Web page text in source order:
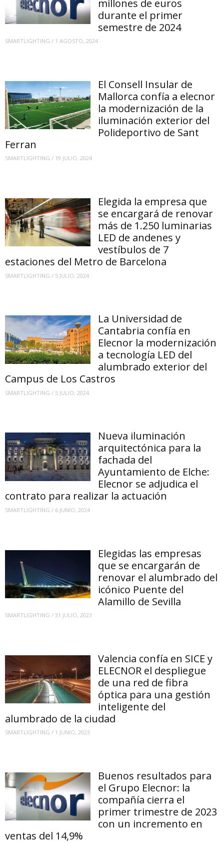
millones de euros
durante el primer
semestre de 2024
SMARTLIGHTING / 1 AGOSTO, 2024
El Consell Insular de
Mallorca confía a elecnor
la modernización de la
iluminación exterior del
Polideportivo de Sant
Ferran
SMARTLIGHTING / 19 JULIO, 2024
Elegida la empresa que
se encargará de renovar
más de 1.250 luminarias
LED de andenes y
vestíbulos de 7
estaciones del Metro de Barcelona
SMARTLIGHTING / 5 JULIO, 2024
La Universidad de
Cantabria confía en
Elecnor la modernización
a tecnología LED del
alumbrado exterior del
Campus de Los Castros
SMARTLIGHTING / 5 JULIO, 2024
Nueva iluminación
arquitectónica para la
fachada del
Ayuntamiento de Elche:
Elecnor se adjudica el
contrato para realizar la actuación
SMARTLIGHTING / 6 JUNIO, 2024
Elegidas las empresas
que se encargarán de
renovar el alumbrado del
icónico Puente del
Alamillo de Sevilla
SMARTLIGHTING / 31 JULIO, 2023
Valencia confía en SICE y
ELECNOR el despliegue
de una red de fibra
óptica para una gestión
inteligente del
alumbrado de la ciudad
SMARTLIGHTING / 1 JUNIO, 2023
Buenos resultados para
el Grupo Elecnor: la
compañía cierra el
primer trimestre de 2023
con un incremento en
ventas del 14,9%